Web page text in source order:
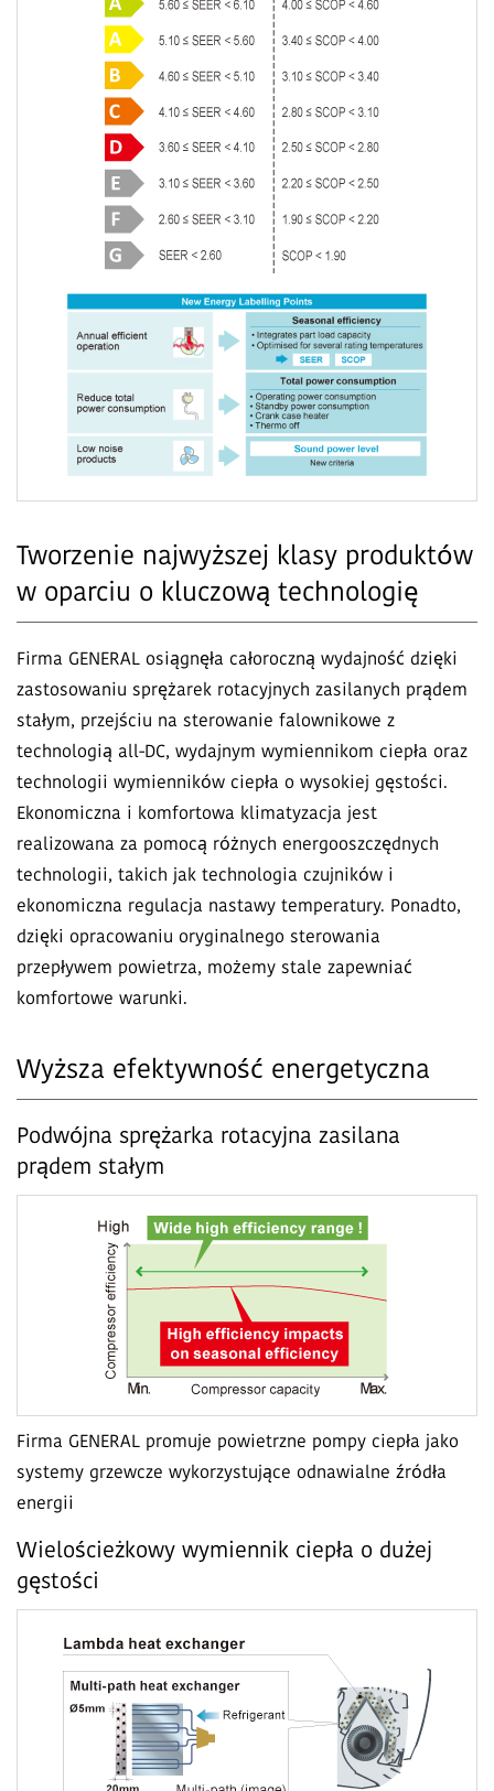
Tworzenie najwyższej klasy produktów
w oparciu o kluczową technologię
Firma GENERAL osiągnęła całoroczną wydajność dzięki
zastosowaniu sprężarek rotacyjnych zasilanych prądem
stałym, przejściu na sterowanie falownikowe z
technologią all-DC, wydajnym wymiennikom ciepła oraz
technologii wymienników ciepła o wysokiej gęstości.
Ekonomiczna i komfortowa klimatyzacja jest
realizowana za pomocą różnych energooszczędnych
technologii, takich jak technologia czujników i
ekonomiczna regulacja nastawy temperatury. Ponadto,
dzięki opracowaniu oryginalnego sterowania
przepływem powietrza, możemy stale zapewniać
komfortowe warunki.
Wyższa efektywność energetyczna
Podwójna sprężarka rotacyjna zasilana
prądem stałym
Firma GENERAL promuje powietrzne pompy ciepła jako
systemy grzewcze wykorzystujące odnawialne źródła
energii
Wielościeżkowy wymiennik ciepła o dużej
gęstości